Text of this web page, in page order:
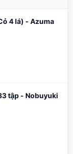
4 lá) - Azuma
tập - Nobuyuki